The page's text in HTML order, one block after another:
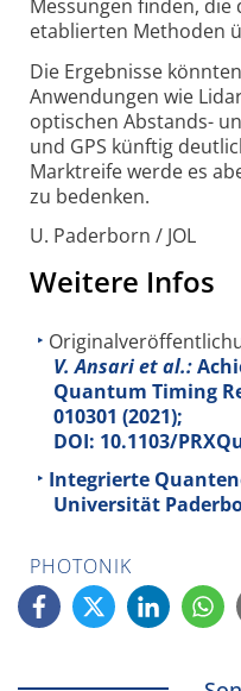
Messungen finden, die
etablierten Methoden
Die Ergebnisse
Anwendungen wie
optischen Abstands-
und GPS künftig
Marktreife werde es
zu bedenken.
U. Paderborn / JOL
Weitere Infos
V. Ansari et al.:
Quantum Timing
010301 (2021);
DOI: 10.1103/
Integrierte
Universität
PHOTONIK